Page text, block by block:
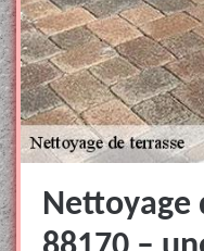
Nettoyage